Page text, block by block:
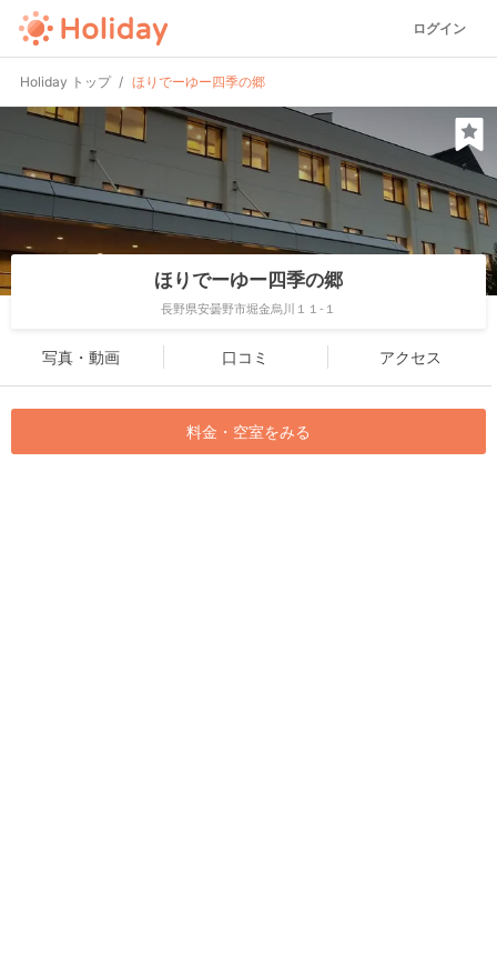
ログイン
Holiday トップ ほりでーゆー四季の郷
ほりでーゆー四季の郷
長野県安曇野市堀金烏川１１-１
写真・動画 口コミ アクセス
料金・空室をみる